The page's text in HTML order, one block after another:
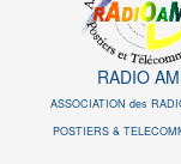
RADIO
ASSOCIATION des
POSTIERS &